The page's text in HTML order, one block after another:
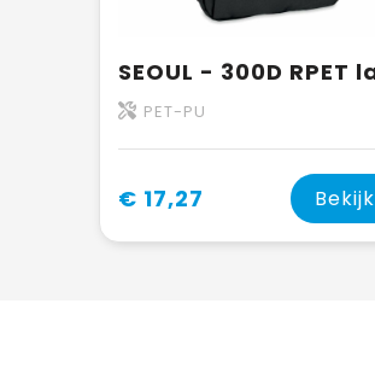
PET-PU
€ 17,27 Bekijk